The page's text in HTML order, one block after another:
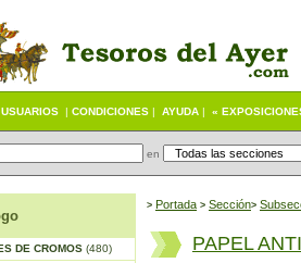
USUARIOS | CONDICIONES | AYUDA | «
en
DE CROMOS (480)
> Portada > Sección>
PAPEL